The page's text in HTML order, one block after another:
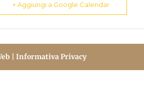
+ Aggiungi a Google Calendar
| Informativa Privacy